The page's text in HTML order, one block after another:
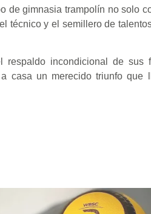
de gimnasia trampolín no solo
técnico y el semillero de
incondicional de sus
casa un merecido triunfo que